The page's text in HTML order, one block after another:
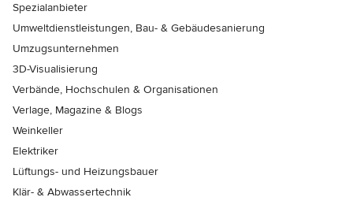
Spezialanbieter
Umweltdienstleistungen, Bau- & Gebäudesanierung
Umzugsunternehmen
3D-Visualisierung
Verbände, Hochschulen & Organisationen
Verlage, Magazine & Blogs
Weinkeller
Elektriker
Lüftungs- und Heizungsbauer
Klär- & Abwassertechnik